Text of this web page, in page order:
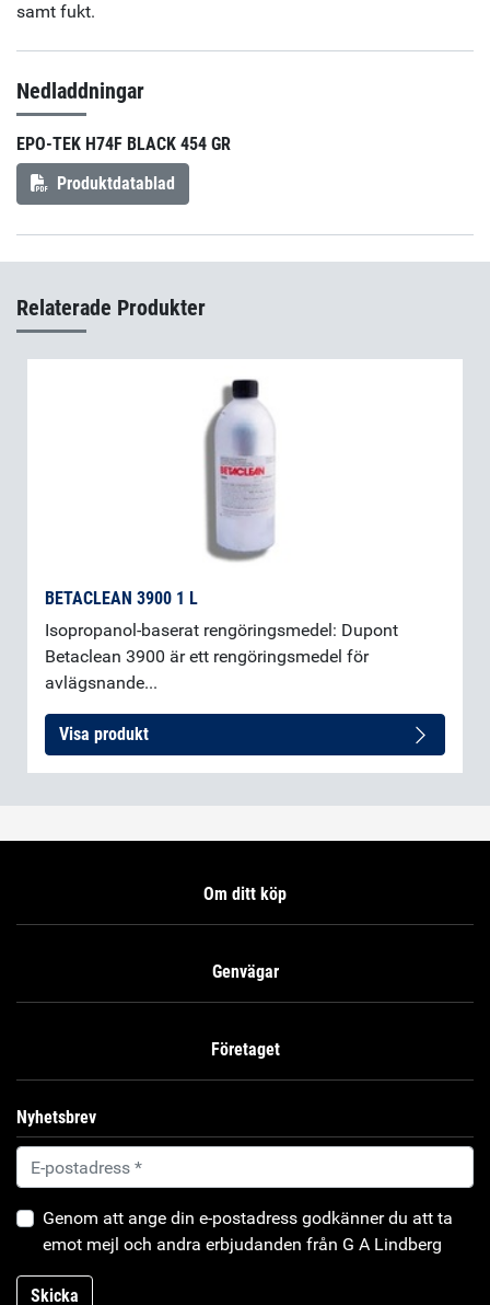
samt fukt.
Nedladdningar
EPO-TEK H74F BLACK 454 GR
Produktdatablad
Relaterade Produkter
BETACLEAN 3900 1 L
Isopropanol-baserat rengöringsmedel: Dupont
Betaclean 3900 är ett rengöringsmedel för
avlägsnande...
Visa produkt
Om ditt köp
Genvägar
Företaget
Nyhetsbrev
Genom att ange din e-postadress godkänner du att ta
emot mejl och andra erbjudanden från G A Lindberg
Skicka